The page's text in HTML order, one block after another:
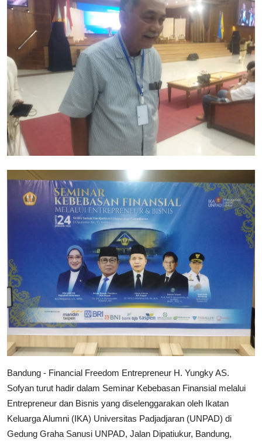
Cryptocurrency
Tambang
Fashion dan Gaya Hidup
Industri Perhotelan dan Pariwisata
Berita Viral
Inovasi Transportasi dan Mobilitas
Pendidikan dan Pengembangan Karir
Gallery
Politik dan Pemerintahan
Pandemi COVID-19
Industri Gadget dan Elektronik
Konsumen
Bandung - Financial Freedom Entrepreneur H. Yungky AS.
Sofyan turut hadir dalam Seminar Kebebasan Finansial melalui
Entrepreneur dan Bisnis yang diselenggarakan oleh Ikatan
Keluarga Alumni (IKA) Universitas Padjadjaran (UNPAD) di
Gedung Graha Sanusi UNPAD, Jalan Dipatiukur, Bandung,